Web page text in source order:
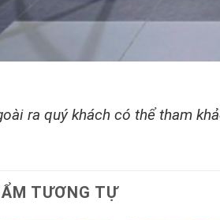
ra quý khách có thể tham
TƯƠNG TỰ